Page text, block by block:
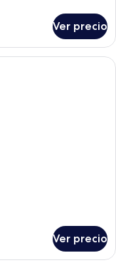
Ver precio
acogedora con una
Ver precio